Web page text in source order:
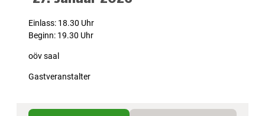
Einlass: 18.30 Uhr
Beginn: 19.30 Uhr
oöv saal
Gastveranstalter